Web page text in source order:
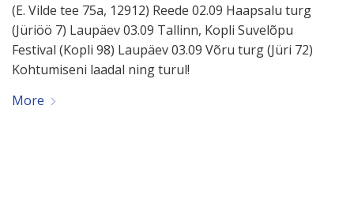
(E. Vilde tee 75a, 12912) Reede 02.09 Haapsalu turg
(Jüriöö 7) Laupäev 03.09 Tallinn, Kopli Suvelõpu
Festival (Kopli 98) Laupäev 03.09 Võru turg (Jüri 72)
Kohtu­miseni laadal ning turul!
More